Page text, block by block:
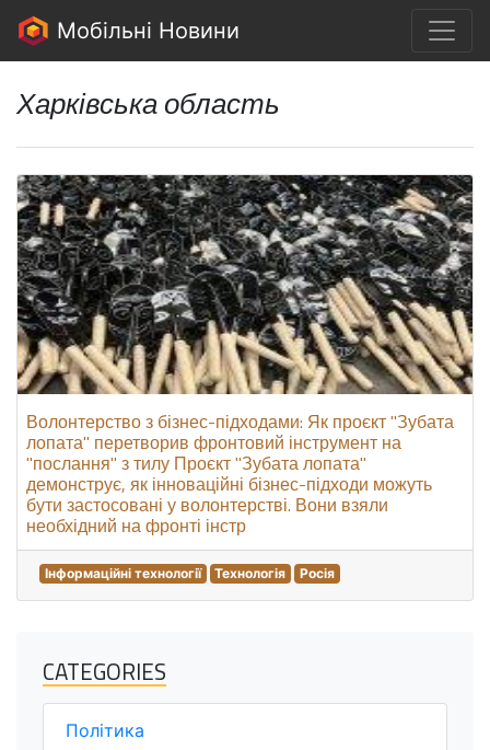
Мобільні Новини
Харківська область
Волонтерство з бізнес-підходами: Як проєкт "Зубата
лопата" перетворив фронтовий інструмент на
"послання" з тилу Проєкт "Зубата лопата"
демонструє, як інноваційні бізнес-підходи можуть
бути застосовані у волонтерстві. Вони взяли
необхідний на фронті інстр
Інформаційні технології Технологія Росія
CATEGORIES
Політика